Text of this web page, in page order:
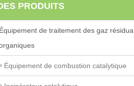
PRODUITS
Équipement de traitement des gaz
Équipement de combustion catalytique